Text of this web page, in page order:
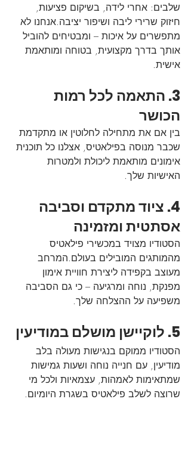
שלבים: אחרי לידה, בשיקום פציעות,
חיזוק שרירי ליבה ושיפור יציבה.אנחנו לא
מתפשרים על איכות – ומבטיחים להוביל
אותך בדרך מקצועית, בטוחה ומותאמת
אישית.
3. התאמה לכל רמות
הכושר
בין אם את מתחילה לחלוטין או מתקדמת
שכבר מנוסה בפילאטיס, אצלנו כל תוכנית
אימונים מותאמת ליכולת ולמטרות
האישיות שלך.
4. ציוד מתקדם וסביבה
אסתטית ומזמינה
הסטודיו מצויד במכשירי פילאטיס
מהמותגים המובילים בעולם.המרחב
מעוצב בקפידה ליצירת חוויית אימון
מפנקת, נוחה ומרגיעה – כי גם הסביבה
משפיעה על ההצלחה שלך.
5. לוקיישן מושלם במודיעין
הסטודיו ממוקם בנגישות מעולה בלב
מודיעין, עם חנייה נוחה ושעות גמישות
שמתאימות לאמהות, עצמאיות ולכל מי
שרוצה לשלב פילאטיס בשגרת היומיום.